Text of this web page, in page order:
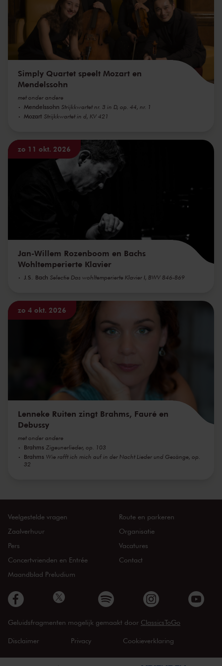
Simply Quartet speelt Mozart en
Mendelssohn
met onder andere
Mendelssohn Strijkkwartet nr. 3 in D, op. 44, nr. 1
Mozart Strijkkwartet in d, KV 421
zo 11 okt. 2026
Jan-Willem Rozenboom en Bachs
Wohltemperierte Klavier
J.S. Bach Selectie Das wohltemperierte Klavier I, BWV 846-869
zo 4 okt. 2026
Lenneke Ruiten zingt Brahms, Fauré en
Debussy
met onder andere
Brahms Zigeunerlieder, op. 103
Brahms Wie rafft ich mich auf in der Nacht Lieder und Gesänge, op.
32
Veelgestelde vragen
Zaalverhuur
Pers
Concertvrienden en Entrée
Maandblad Preludium
Route en parkeren
Organisatie
Vacatures
Contact
Geluidsfragmenten mogelijk gemaakt door ClassicsToGo
Disclaimer Privacy Cookieverklaring